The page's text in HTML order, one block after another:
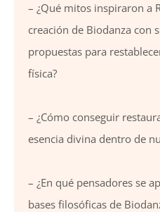
– ¿Qué mitos inspiraron a
creación de Biodanza con
propuestas para
física?
– ¿Cómo conseguir
esencia divina dentro de
– ¿En qué pensadores se
bases filosóficas de